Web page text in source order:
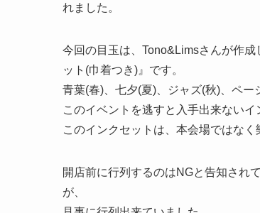
れました。
今回の目玉は、Tono&Limsさんが作
ット(巾着つき)』です。
青葉(春)、七夕(夏)、ジャズ(秋)、ペー
このイベントを逃すと入手出来ない
このインクセットは、本会場ではなく
開店前に行列するのはNGと告知され
が、